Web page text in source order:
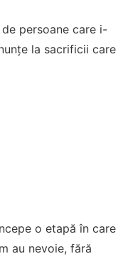
persoane care i-
la sacrificii care
o etapă în care
au nevoie, fără